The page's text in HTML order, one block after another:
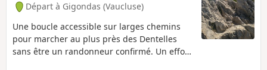
Départ à Gigondas (Vaucluse)
Une boucle accessible sur larges chemins
pour marcher au plus près des Dentelles
sans être un randonneur confirmé. Un effort